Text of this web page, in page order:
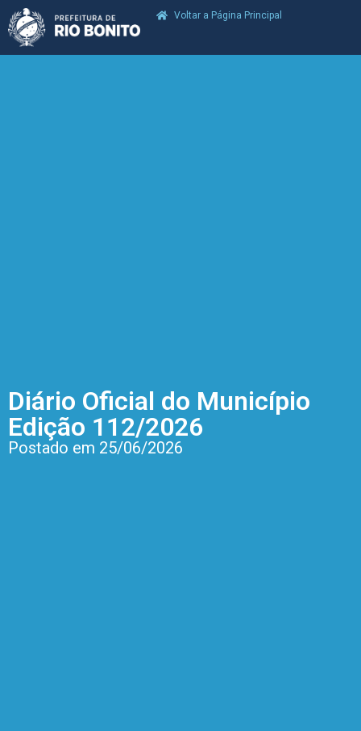
Voltar a Página Principal
Diário Oficial do Município
Edição 112/2026
Postado em 25/06/2026